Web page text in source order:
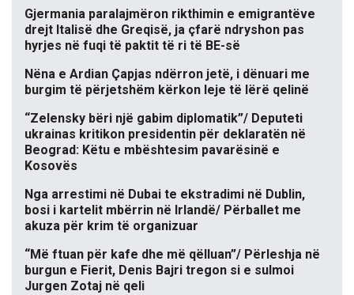
Gjermania paralajmëron rikthimin e emigrantëve
drejt Italisë dhe Greqisë, ja çfarë ndryshon pas
hyrjes në fuqi të paktit të ri të BE-së
Nëna e Ardian Çapjas ndërron jetë, i dënuari me
burgim të përjetshëm kërkon leje të lërë qelinë
“Zelensky bëri një gabim diplomatik”/ Deputeti
ukrainas kritikon presidentin për deklaratën në
Beograd: Këtu e mbështesim pavarësinë e
Kosovës
Nga arrestimi në Dubai te ekstradimi në Dublin,
bosi i kartelit mbërrin në Irlandë/ Përballet me
akuza për krim të organizuar
“Më ftuan për kafe dhe më qëlluan”/ Përleshja në
burgun e Fierit, Denis Bajri tregon si e sulmoi
Jurgen Zotaj në qeli